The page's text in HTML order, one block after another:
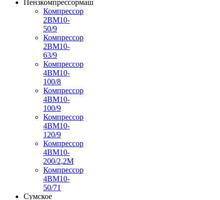
Пензкомпрессормаш
Компрессор
2ВМ10-
50/9
Компрессор
2ВМ10-
63/9
Компрессор
4ВМ10-
100/8
Компрессор
4ВМ10-
100/9
Компрессор
4ВМ10-
120/9
Компрессор
4ВМ10-
200/2,2М
Компрессор
4ВМ10-
50/71
Сумское